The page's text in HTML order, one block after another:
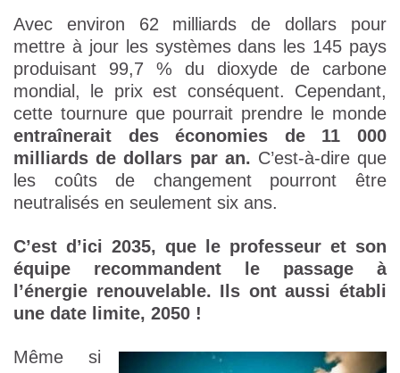
Avec environ 62 milliards de dollars pour
mettre à jour les systèmes dans les 145 pays
produisant 99,7 % du dioxyde de carbone
mondial, le prix est conséquent. Cependant,
cette tournure que pourrait prendre le monde
entraînerait des économies de 11 000
milliards de dollars par an. C’est-à-dire que
les coûts de changement pourront être
neutralisés en seulement six ans.
C’est d’ici 2035, que le professeur et son
équipe recommandent le passage à
l’énergie renouvelable. Ils ont aussi établi
une date limite, 2050 !
Même si